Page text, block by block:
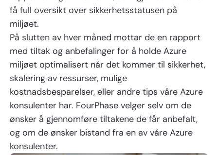
få full oversikt over sikkerhetsstatusen på
miljøet.
På slutten av hver måned mottar de en rapport
med tiltak og anbefalinger for å holde Azure
miljøet optimalisert når det kommer til sikkerhet,
skalering av ressurser, mulige
kostnadsbesparelser, eller andre tips våre Azure
konsulenter har. FourPhase velger selv om de
ønsker å gjennomføre tiltakene de får anbefalt,
og om de ønsker bistand fra en av våre Azure
konsulenter.